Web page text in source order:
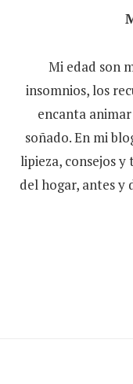
Mi edad son
insomnios, los
encanta
soñado. En mi
lipieza, consejos y
del hogar, antes y